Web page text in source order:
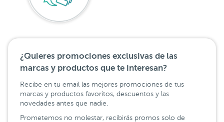
¿Quieres promociones exclusivas de las
marcas y productos que te interesan?
Recibe en tu email las mejores promociones de tus
marcas y productos favoritos, descuentos y las
novedades antes que nadie.
Prometemos no molestar, recibirás promos solo de